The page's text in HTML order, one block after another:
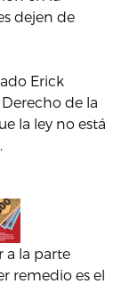
dejen de
Erick
de la
la ley no está
a la parte
remedio es el